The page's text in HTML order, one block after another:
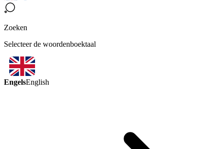
Zoeken
Selecteer de woordenboektaal
EngelsEnglish